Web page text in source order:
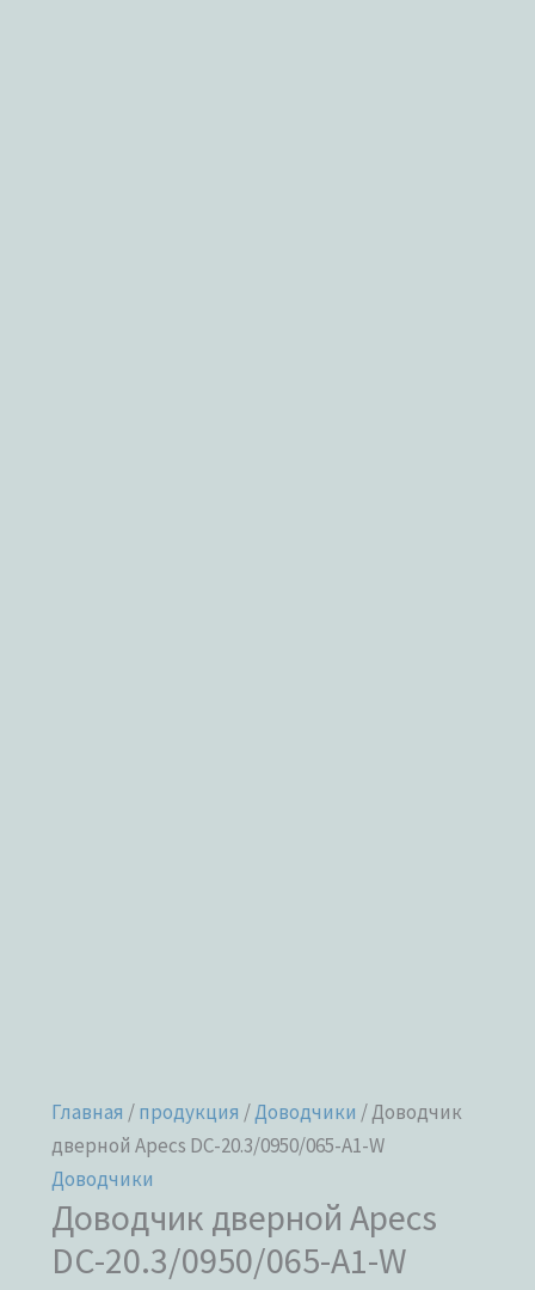
Главная /продукция /Доводчики / Доводчик
дверной Apecs DC-20.3/0950/065-A1-W
Доводчики
Доводчик дверной Apecs
DC-20.3/0950/065-A1-W